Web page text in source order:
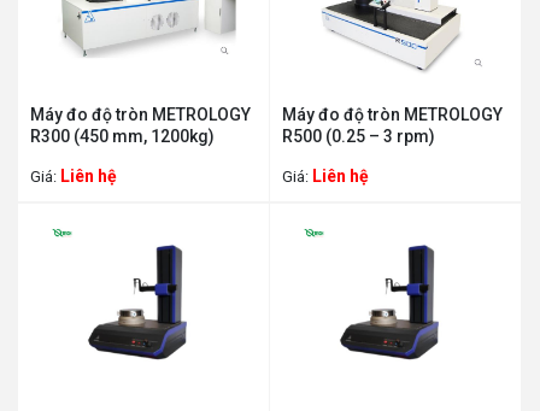
Máy đo độ tròn METROLOGY
R300 (450 mm, 1200kg)
Giá: Liên hệ
Máy đo độ tròn METROLOGY
R500 (0.25 – 3 rpm)
Giá: Liên hệ